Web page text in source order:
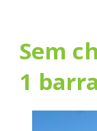
Sem
1